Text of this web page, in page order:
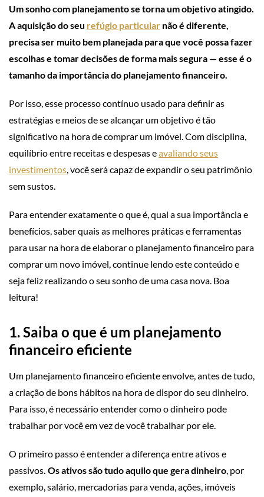
Um sonho com planejamento se torna um objetivo atingido.
A aquisição do seu refúgio particular não é diferente,
precisa ser muito bem planejada para que você possa fazer
escolhas e tomar decisões de forma mais segura — esse é o
tamanho da importância do planejamento financeiro.
Por isso, esse processo contínuo usado para definir as
estratégias e meios de se alcançar um objetivo é tão
significativo na hora de comprar um imóvel. Com disciplina,
equilíbrio entre receitas e despesas eavaliando seus
investimentos, você será capaz de expandir o seu patrimônio
sem sustos.
Para entender exatamente o que é, qual a sua importância e
benefícios, saber quais as melhores práticas e ferramentas
para usar na hora de elaborar o planejamento financeiro para
comprar um novo imóvel, continue lendo este conteúdo e
seja feliz realizando o seu sonho de uma casa nova. Boa
leitura!
1. Saiba o que é um planejamento
financeiro eficiente
Um planejamento financeiro eficiente envolve, antes de tudo,
a criação de bons hábitos na hora de dispor do seu dinheiro.
Para isso, é necessário entender como o dinheiro pode
trabalhar por você em vez de você trabalhar por ele.
O primeiro passo é entender a diferença entre ativos e
passivos. Os ativos são tudo aquilo que gera dinheiro, por
exemplo, salário, mercadorias para venda, ações, imóveis